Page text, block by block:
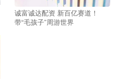
诚富诚达配资 新百亿赛道！
带“毛孩子”周游世界